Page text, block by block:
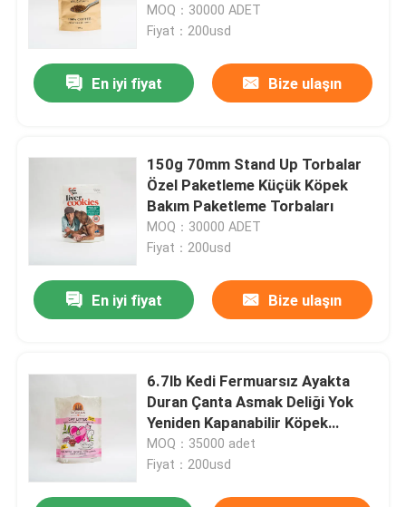
Torbaları
MOQ：30000 ADET
Fiyat：200usd
En iyi fiyat Bize ulaşın
150g 70mm Stand Up Torbalar
Özel Paketleme Küçük Köpek
Bakım Paketleme Torbaları
MOQ：30000 ADET
Fiyat：200usd
En iyi fiyat Bize ulaşın
6.7lb Kedi Fermuarsız Ayakta
Duran Çanta Asmak Deliği Yok
Yeniden Kapanabilir Köpek
Tedavi Çantaları
MOQ：35000 adet
Fiyat：200usd